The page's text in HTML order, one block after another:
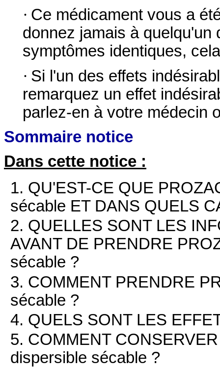
· Ce médicament vous a
donnez jamais à quelqu'un
symptômes identiques,
· Si l'un des effets
remarquez un effet
parlez-en à votre médecin
Sommaire notice
Dans cette notice :
1. QU'EST-CE QUE
sécable ET DANS QUELS
2. QUELLES SONT LES
AVANT DE PRENDRE
sécable ?
3. COMMENT PRENDRE
sécable ?
4. QUELS SONT LES
5. COMMENT
dispersible sécable ?